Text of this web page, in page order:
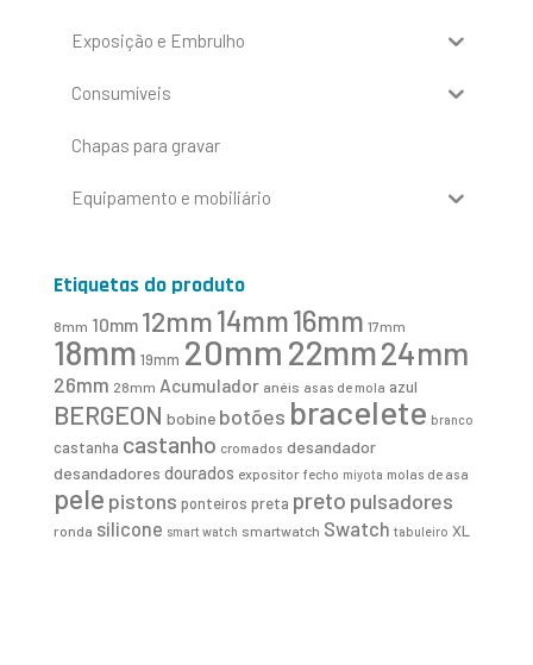
Exposição e Embrulho
Consumíveis
Chapas para gravar
Equipamento e mobiliário
Etiquetas do produto
8mm 10mm 12mm14mm16mm 17mm
18mm 19mm 20mm 22mm24mm
26mm 28mm Acumulador anéis asas de mola azul
BERGEON bobine botões bracelete branco
castanha castanho cromados desandador
desandadores dourados expositor fecho miyota molas de asa
pele pistons ponteiros preta preto pulsadores
ronda silicone smart watch smartwatch Swatch tabuleiro XL